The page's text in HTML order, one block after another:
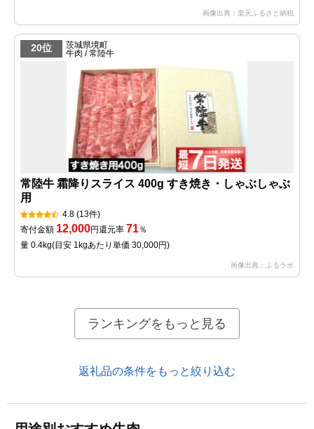
画像出典：楽天ふるさと納税
20位
茨城県境町
牛肉 / 常陸牛
常陸牛 霜降りスライス 400g すき焼き・しゃぶしゃぶ
用
4.8 (13件)
寄付金額 12,000円還元率 71％
量 0.4kg(目安 1kgあたり単価 30,000円)
画像出典：ふるラボ
ランキングをもっと見る
返礼品の条件をもっと絞り込む